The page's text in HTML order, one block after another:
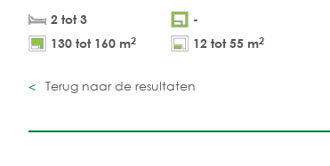
2 tot 3
-
130 tot 160 m2 12 tot 55 m2
Terug naar de resultaten